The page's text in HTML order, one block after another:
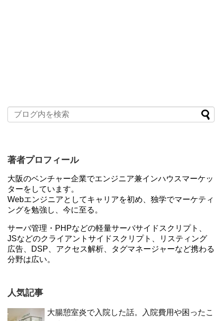
著者プロフィール
大阪のベンチャー企業でエンジニア兼インハウスマーケッ
ターをしています。
Webエンジニアとしてキャリアを初め、独学でマーケティ
ングを勉強し、今に至る。
サーバ管理・PHPなどの軽量サーバサイドスクリプト、
JSなどのクライアントサイドスクリプト、リスティング
広告、DSP、アクセス解析、タグマネージャーなど携わる
分野は広い。
人気記事
大腸憩室炎で入院した話。入院費用や困ったこ